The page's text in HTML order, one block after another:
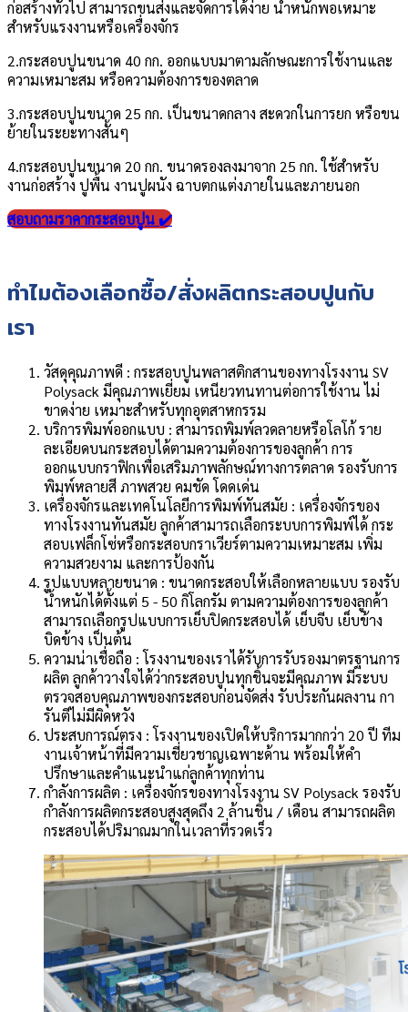
ก่อสร้างทั่วไป สามารถขนส่งและจัดการได้ง่าย น้ำหนักพอเหมาะ
สำหรับแรงงานหรือเครื่องจักร
2.กระสอบปูนขนาด 40 กก. ออกแบบมาตามลักษณะการใช้งานและ
ความเหมาะสม หรือความต้องการของตลาด
3.กระสอบปูนขนาด 25 กก. เป็นขนาดกลาง สะดวกในการยก หรือขน
ย้ายในระยะทางสั้นๆ
4.กระสอบปูนขนาด 20 กก. ขนาดรองลงมาจาก 25 กก. ใช้สำหรับ
งานก่อสร้าง ปูพื้น งานปูผนัง ฉาบตกแต่งภายในและภายนอก
สอบถามราคากระสอบปูน ✔️
ทำไมต้องเลือกซื้อ/สั่งผลิตกระสอบปูนกับ
เรา
วัสดุคุณภาพดี : กระสอบปูนพลาสติกสานของทางโรงงาน SV
Polysack มีคุณภาพเยี่ยม เหนียวทนทานต่อการใช้งาน ไม่
ขาดง่าย เหมาะสำหรับทุกอุตสาหกรรม
บริการพิมพ์ออกแบบ : สามารถพิมพ์ลวดลายหรือโลโก้ ราย
ละเอียดบนกระสอบได้ตามความต้องการของลูกค้า การ
ออกแบบกราฟิกเพื่อเสริมภาพลักษณ์ทางการตลาด รองรับการ
พิมพ์หลายสี ภาพสวย คมชัด โดดเด่น
เครื่องจักรและเทคโนโลยีการพิมพ์ทันสมัย : เครื่องจักรของ
ทางโรงงานทันสมัย ลูกค้าสามารถเลือกระบบการพิมพ์ได้ กระ
สอบเฟล็กโซ่หรือกระสอบกราเวียร์ตามความเหมาะสม เพิ่ม
ความสวยงาม และการป้องกัน
รูปแบบหลายขนาด : ขนาดกระสอบให้เลือกหลายแบบ รองรับ
น้ำหนักได้ตั้งแต่ 5 - 50 กิโลกรัม ตามความต้องการของลูกค้า
สามารถเลือกรูปแบบการเย็บปิดกระสอบได้ เย็บจีบ เย็บข้าง
บิดข้าง เป็นต้น
ความน่าเชื่อถือ : โรงงานของเราได้รับการรับรองมาตรฐานการ
ผลิต ลูกค้าวางใจได้ว่ากระสอบปูนทุกชิ้นจะมีคุณภาพ มีระบบ
ตรวจสอบคุณภาพของกระสอบก่อนจัดส่ง รับประกันผลงาน กา
รันตีไม่มีผิดหวัง
ประสบการณ์ตรง : โรงงานของเปิดให้บริการมากกว่า 20 ปี ทีม
งานเจ้าหน้าที่มีความเชี่ยวชาญเฉพาะด้าน พร้อมให้คำ
ปรึกษาและคำแนะนำแก่ลูกค้าทุกท่าน
กำลังการผลิต : เครื่องจักรของทางโรงงาน SV Polysack รองรับ
กำลังการผลิตกระสอบสูงสุดถึง 2 ล้านชิ้น / เดือน สามารถผลิต
กระสอบได้ปริมาณมากในเวลาที่รวดเร็ว